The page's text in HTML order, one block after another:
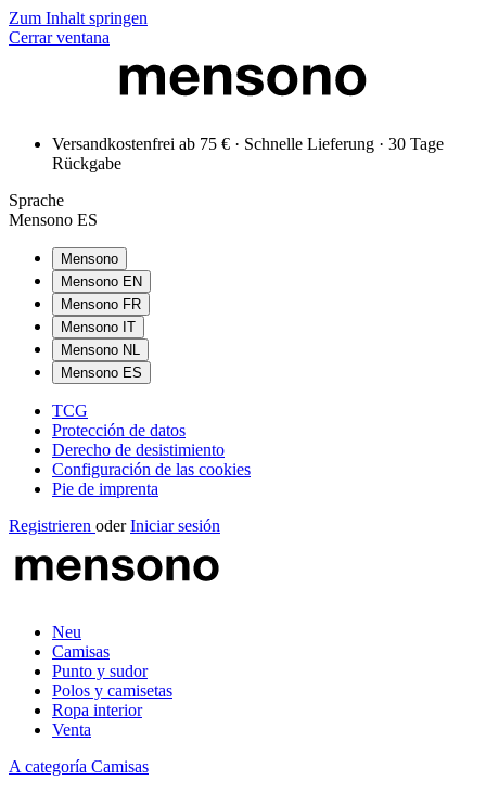
Zum Inhalt springen
Cerrar ventana
Versandkostenfrei ab 75 € · Schnelle Lieferung · 30 Tage
Rückgabe
Sprache
Mensono ES
Mensono
Mensono EN
Mensono FR
Mensono IT
Mensono NL
Mensono ES
TCG
Protección de datos
Derecho de desistimiento
Configuración de las cookies
Pie de imprenta
Registrieren oder Iniciar sesión
Neu
Camisas
Punto y sudor
Polos y camisetas
Ropa interior
Venta
A categoría Camisas